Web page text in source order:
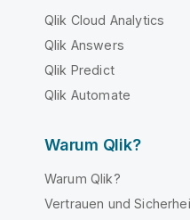
Qlik Cloud Analytics
Qlik Answers
Qlik Predict
Qlik Automate
Warum Qlik?
Warum Qlik?
Vertrauen und